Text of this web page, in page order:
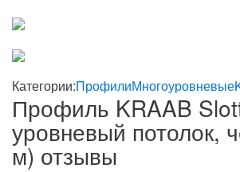
Категории:ПрофилиМногоуровневые
Профиль KRAAB
уровневый потолок,
м) отзывы